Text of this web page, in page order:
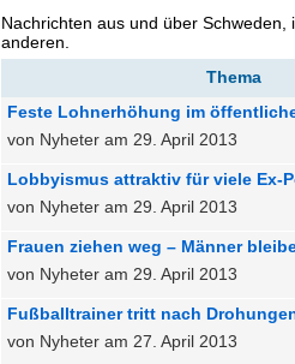
Nachrichten aus und über
anderen.
Thema
Feste Lohnerhöhung im
von Nyheter am 29. April 2013
Lobbyismus attraktiv für viele Ex-
von Nyheter am 29. April 2013
Frauen ziehen weg – Männer
von Nyheter am 29. April 2013
Fußballtrainer tritt nach
von Nyheter am 27. April 2013